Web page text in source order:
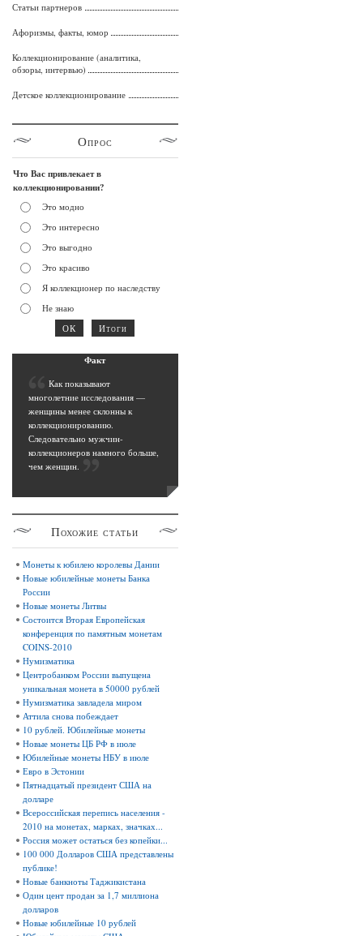
Статьи партнеров
Афоризмы, факты, юмор
Коллекционирование (аналитика,
обзоры, интервью)
Детское коллекционирование
Опрос
Что Вас привлекает в
коллекционировании?
Это модно
Это интересно
Это выгодно
Это красиво
Я коллекционер по наследству
Не знаю
Факт
Как показывают
многолетние исследования —
женщины менее склонны к
коллекционированию.
Следовательно мужчин-
коллекционеров намного больше,
чем женщин.
Похожие статьи
Монеты к юбилею королевы Дании
Новые юбилейные монеты Банка
России
Новые монеты Литвы
Состоится Вторая Европейская
конференция по памятным монетам
COINS-2010
Нумизматика
Центробанком России выпущена
уникальная монета в 50000 рублей
Нумизматика завладела миром
Аттила снова побеждает
10 рублей. Юбилейные монеты
Новые монеты ЦБ РФ в июле
Юбилейные монеты НБУ в июле
Евро в Эстонии
Пятнадцатый президент США на
долларе
Всероссийская перепись населения -
2010 на монетах, марках, значках...
Россия может остаться без копейки...
100 000 Долларов США представлены
публике!
Новые банкноты Таджикистана
Один цент продан за 1,7 миллиона
долларов
Новые юбилейные 10 рублей